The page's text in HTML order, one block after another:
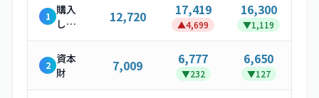
1 購入
した
製
品・
サー
ビス
12,720 17,419
▲4,699
16,300
▼1,119
2 資本
財
7,009 6,777
▼232
6,650
▼127